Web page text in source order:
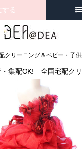
クリーニング＆ベビー・子
する
・集配OK! 全国宅配ク